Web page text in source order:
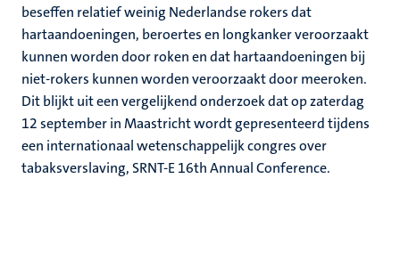
beseffen relatief weinig Nederlandse rokers dat
hartaandoeningen, beroertes en longkanker veroorzaakt
kunnen worden door roken en dat hartaandoeningen bij
niet-rokers kunnen worden veroorzaakt door meeroken.
Dit blijkt uit een vergelijkend onderzoek dat op zaterdag
12 september in Maastricht wordt gepresenteerd tijdens
een internationaal wetenschappelijk congres over
tabaksverslaving, SRNT-E 16th Annual Conference.